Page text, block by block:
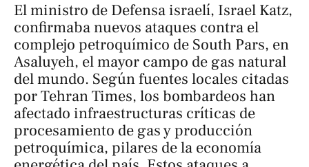
El ministro de Defensa israelí, Israel Katz,
confirmaba nuevos ataques contra el
complejo petroquímico de South Pars, en
Asaluyeh, el mayor campo de gas natural
del mundo. Según fuentes locales citadas
porTehran Times, los bombardeos han
afectado infraestructuras críticas de
procesamiento de gas y producción
petroquímica, pilares de la economía